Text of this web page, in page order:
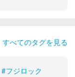
すべてのタグを見る
#フジロック